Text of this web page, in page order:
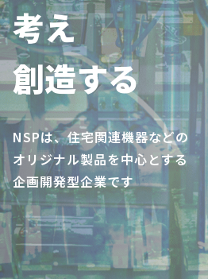
考え
創造する
NSPは、住宅関連機器などの
オリジナル製品を中心とする
企画開発型企業です